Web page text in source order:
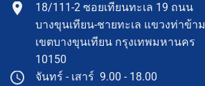
18/111-2 ซอยเทียนทะเล 19 ถนน
บางขุนเทียน-ชายทะเล แขวงท่าข้าม
เขตบางขุนเทียน กรุงเทพมหานคร
10150
จันทร์ - เสาร์ 9.00 - 18.00